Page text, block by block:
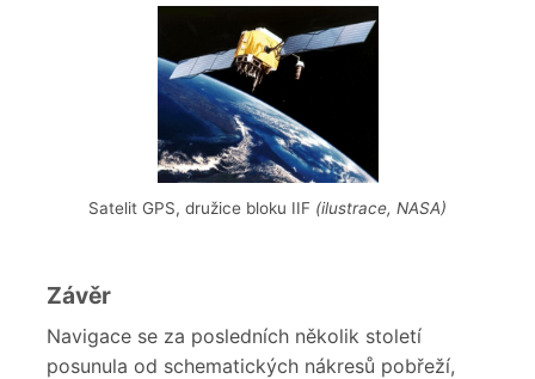
Satelit GPS, družice bloku IIF (ilustrace, NASA)
Závěr
Navigace se za posledních několik století
posunula od schematických nákresů pobřeží,